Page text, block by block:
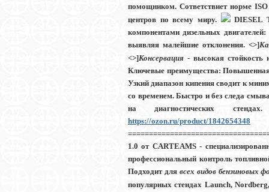
помощником. Cответствиет норме
центров по всему миру.
DIESEL
компонентами дизельных двигателей:
выявляя малейшие отклонения. <>]
<>]Консервация - высокая стойкость
Ключевые преимущества: Повышенная
Узкий диапазон кипения сводит к
со временем. Быстро и без следа
на диагностических
https://ozon.ru/product/1842654348
1.0 от CARTEAMS-
профессиональный контроль
Подходит для всех видов бензиновых
популярных стендах Launch,